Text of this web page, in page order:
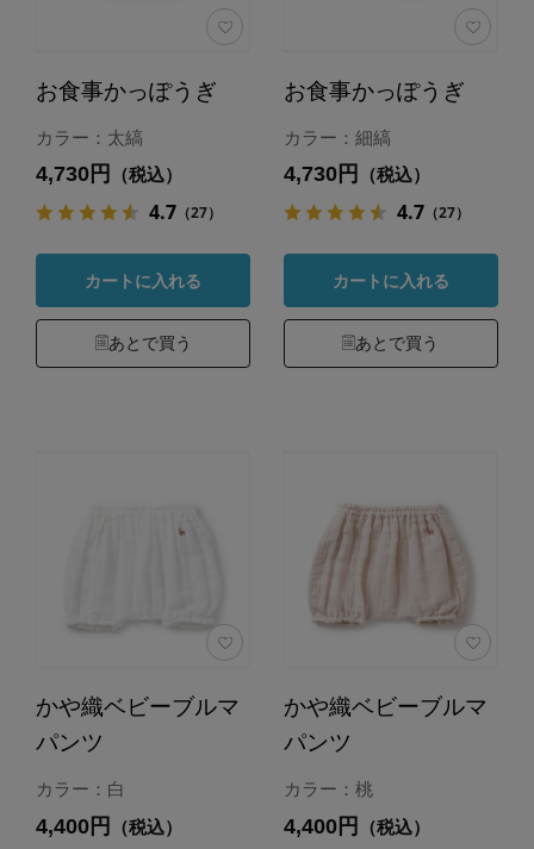
お食事かっぽうぎ
カラー：太縞
4,730円 （税込）
4.7（27）
カートに入れる
あとで買う
お食事かっぽうぎ
カラー：細縞
4,730円 （税込）
4.7（27）
カートに入れる
あとで買う
かや織ベビーブルマ
パンツ
カラー：白
4,400円 （税込）
かや織ベビーブルマ
パンツ
カラー：桃
4,400円 （税込）